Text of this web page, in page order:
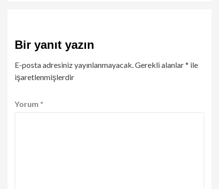
Bir yanıt yazın
E-posta adresiniz yayınlanmayacak.Gerekli alanlar* ile
işaretlenmişlerdir
Yorum *